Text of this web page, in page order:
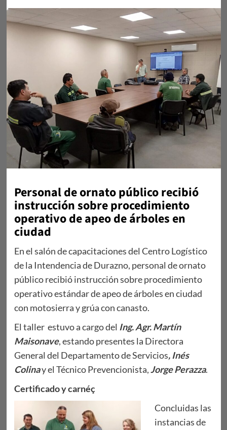
Personal de ornato público recibió
instrucción sobre procedimiento
operativo de apeo de árboles en
ciudad
En el salón de capacitaciones del Centro Logístico
de la Intendencia de Durazno, personal de ornato
público recibió instrucción sobre procedimiento
operativo estándar de apeo de árboles en ciudad
con motosierra y grúa con canasto.
El taller estuvo a cargo del Ing. Agr. Martín
Maisonave, estando presentes la Directora
General del Departamento de Servicios, Inés
Colinay el Técnico Prevencionista,Jorge Perazza.
Certificado y carnéç
Concluidas las
instancias de